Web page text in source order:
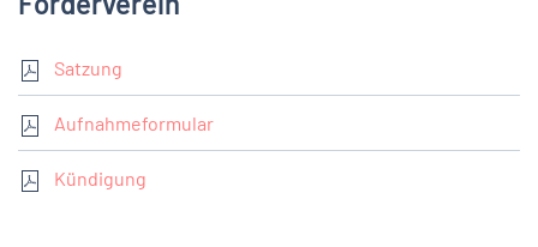
Satzung
Aufnahmeformular
Kündigung